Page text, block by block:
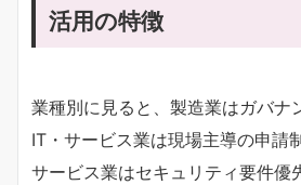
活用の特徴
業種別に見ると、製造業はガバナ
IT・サービス業は現場主導の申請
サービス業はセキュリティ要件優